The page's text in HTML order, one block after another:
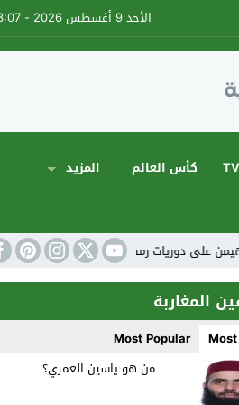
الأحد 9 أغسطس 2026 - 13:07 مساءً
كأس العالم المزيد
استثنائية
المغاربة
Most Popular
من هو ياسين العمري؟